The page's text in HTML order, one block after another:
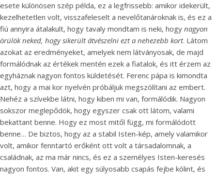
esete különösen szép példa, ez a legfrissebb: amikor idekerült,
kezelhetetlen volt, visszafeleselt a nevelőtanároknak is, és ez a
fiú annyira átalakult, hogy tavaly mondtam is neki, hogy nagyon
örülök neked, hogy sikerült átvészelni ezt a nehezebb kort. Látom
azokat az eredményeket, amelyek nem látványosak, de majd
formálódnak az értékek mentén ezek a fiatalok, és itt érzem az
egyháznak nagyon fontos küldetését. Ferenc pápa is kimondta
azt, hogy a mai kor nyelvén próbáljuk megszólítani az embert.
Nehéz a szívekbe látni, hogy kiben mi van, formálódik. Nagyon
sokszor meglepődök, hogy egyszer csak ott látom, valami
bekattant benne. Hogy ez most mitől függ, mi formálódott
benne… De biztos, hogy az a stabil Isten-kép, amely valamikor
volt, amikor fenntartó erőként ott volt a társadalomnak, a
családnak, az ma már nincs, és ez a személyes Isten-keresés
nagyon fontos. Van, akit egy súlyosabb csapás fejbe kólint, és